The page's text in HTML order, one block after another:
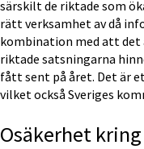
särskilt de riktade som
rätt verksamhet av då
kombination med att
riktade satsningarna
fått sent på året. Det är
vilket också Sveriges
Osäkerhet